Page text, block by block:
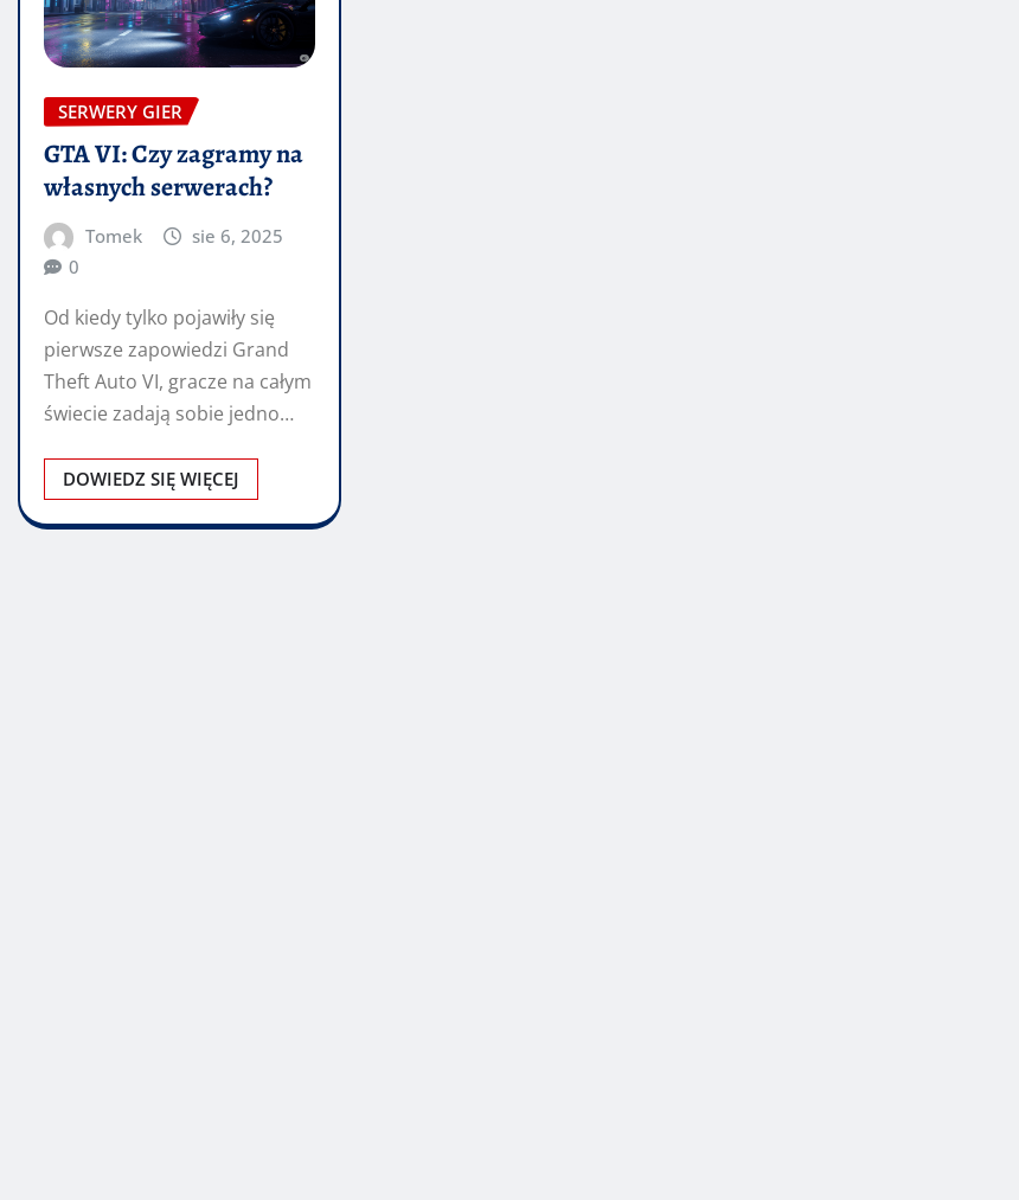
SERWERY GIER
GTA VI: Czy zagramy na
własnych serwerach?
Tomek
sie 6, 2025
0
Od kiedy tylko pojawiły się
pierwsze zapowiedzi Grand
Theft Auto VI, gracze na całym
świecie zadają sobie jedno
DOWIEDZ SIĘ WIĘCEJ